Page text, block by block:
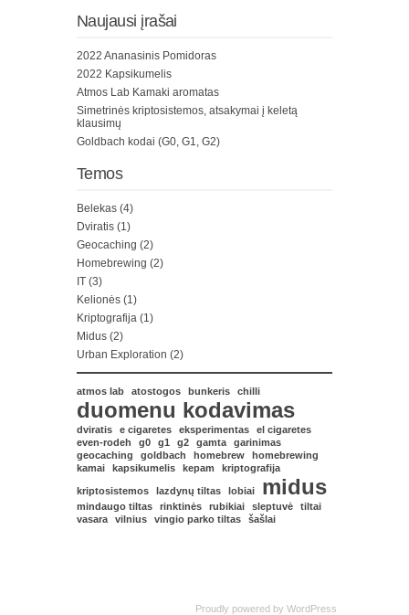
Naujausi įrašai
2022 Ananasinis Pomidoras
2022 Kapsikumelis
Atmos Lab Kamaki aromatas
Simetrinės kriptosistemos, atsakymai į keletą
klausimų
Goldbach kodai (G0, G1, G2)
Temos
Belekas (4)
Dviratis (1)
Geocaching (2)
Homebrewing (2)
IT (3)
Kelionės (1)
Kriptografija (1)
Midus (2)
Urban Exploration (2)
atmos lab atostogos bunkeris chilli
duomenu kodavimas
dviratis e cigaretes eksperimentas
el cigaretes
even-rodeh
g0 g1 g2 gamta
garinimas
geocaching
goldbach homebrew
homebrewing
kamai
kapsikumelis kepam kriptografija
kriptosistemos lazdynų tiltas lobiai midus
mindaugo tiltas rinktinės rubikiai sleptuvė
tiltai
vasara
vilnius vingio parko tiltas šašlai
Proudly powered by WordPress